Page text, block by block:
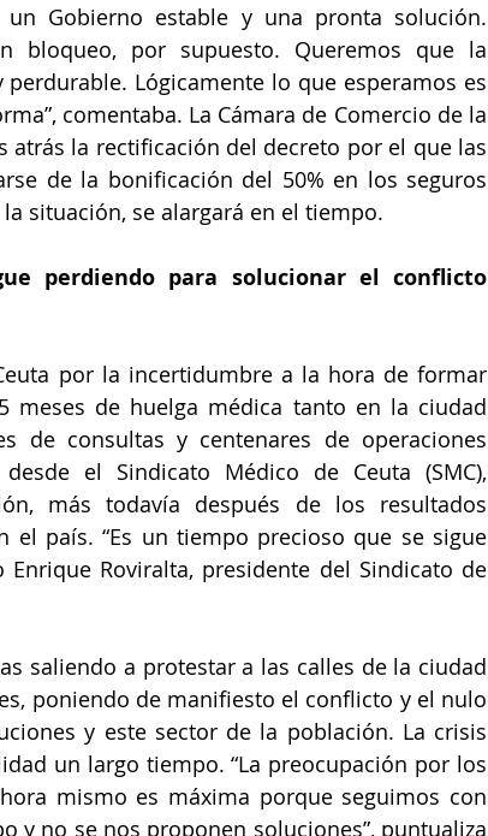
Gobierno estable y una pronta solución.
bloqueo, por supuesto. Queremos que la
Lógicamente lo que esperamos es
comentaba. La Cámara de Comercio de la
atrás la rectificación del decreto por el que las
de la bonificación del 50% en los seguros
situación, se alargará en el tiempo.
perdiendo para solucionar el conflicto
por la incertidumbre a la hora de formar
meses de huelga médica tanto en la ciudad
de consultas y centenares de operaciones
el Sindicato Médico de Ceuta (SMC),
más todavía después de los resultados
el país. “Es un tiempo precioso que se sigue
Roviralta, presidente del Sindicato de
saliendo a protestar a las calles de la ciudad
poniendo de manifiesto el conflicto y el nulo
y este sector de la población. La crisis
un largo tiempo. “La preocupación por los
mismo es máxima porque seguimos con
y no se nos proponen soluciones”, puntualiza